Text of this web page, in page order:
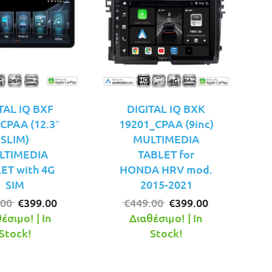
IQ BXF
(12.3″
SLIM)
with 4G
SIM
Original
price
was:
€399.00
| In
DIGITAL IQ BXK
19201_CPAA (9inc)
MULTIMEDIA
TABLET for
HONDA HRV mod.
2015-2021
€449.00 Original
price
was:
€399.00
Διαθέσιμο! | In
Stock!